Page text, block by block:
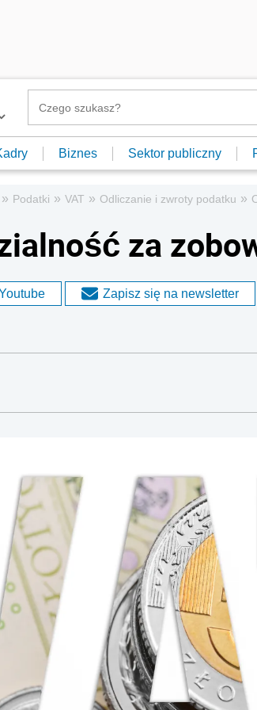
Biznes Sektor publiczny
» Podatki » VAT » Odliczanie i zwroty podatku »
za
Zapisz się na newsletter